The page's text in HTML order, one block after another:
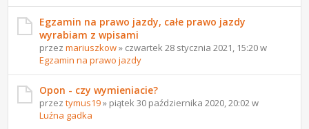
Egzamin na prawo jazdy, całe prawo jazdy
wyrabiam z wpisami
przezmariuszkow» czwartek 28 stycznia 2021, 15:20 w
Egzamin na prawo jazdy
Opon - czy wymieniacie?
przeztymus19» piątek 30 października 2020, 20:02 w
Luźna gadka